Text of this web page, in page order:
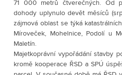
71 000 metrů čtverečných. Od
dohody uplynulo devět měsíců
zájmová oblast se týká
Míroveček, Mohelnice, Podolí u
Maletín.
Majetkoprávní vypořádání stavby
kromě kooperace ŘSD a SPÚ